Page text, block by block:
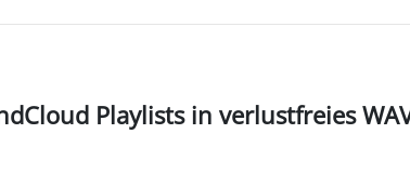
Playlists in verlustfreies